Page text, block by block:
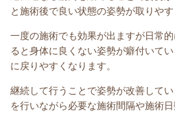
と施術後で良い状態の姿勢が取りやす
一度の施術でも効果が出ますが日常
ると身体に良くない姿勢が癖付いて
に戻りやすくなります。
継続して行うことで姿勢が改善して
を行いながら必要な施術間隔や施術